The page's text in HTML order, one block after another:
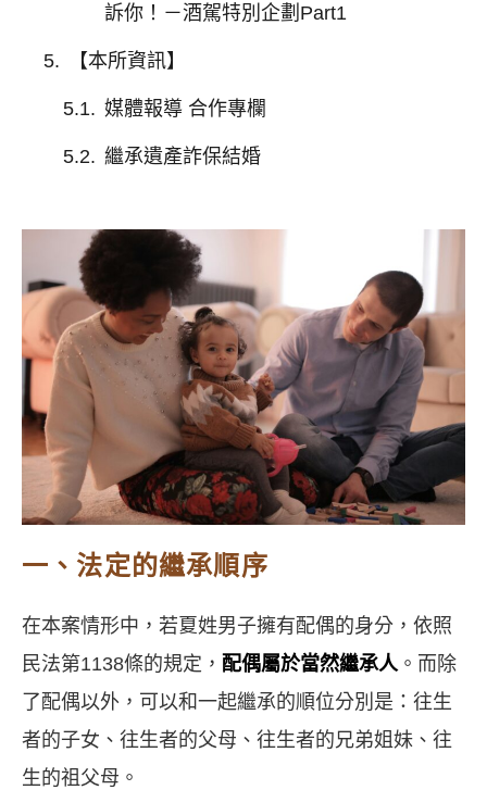
訴你！－酒駕特別企劃Part1
【本所資訊】
媒體報導 合作專欄
繼承遺產詐保結婚
一、法定的繼承順序
在本案情形中，若夏姓男子擁有配偶的身分，依照
民法第1138條的規定， 配偶屬於當然繼承人 。而除
了配偶以外，可以和一起繼承的順位分別是：往生
者的子女、往生者的父母、往生者的兄弟姐妹、往
生的祖父母。